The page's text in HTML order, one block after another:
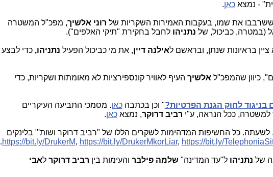
- נמצאכאן.
את שמו, בעקבות האמירות השקריות של רוני אלשיך, מפכ"ל המשטרה
(במטרה, כביכול, של נתניהולחבל בחקירת "תיקי האלפים").
בראיונות שנתן, ובראשם לאילנה דיין, את מי כביכול הפעיל נתניהו, כדי לבצע
כיוון שהמפכ"ל אלשיך העיף לאוויר קונספירציות לא מאומתות ושקריות, כדי
לחוק הגנת הפרטיות?" וכן בכתבהכאן. מסמכי התביעה העיקריים
למשטרה, ככל הנראה, ע"י רביב דרוקר, נמצאכאן.
כל החשיפות המדהימות לשקרים הללו של "רביב דרוקר ושות'" בלינקים
https://bit.ly/DrukerM, https://bit.ly/DrukerMkorLiar, https://bit.ly/
.
של נתניהול"עד המדינה"שלמה פילבר והעימות בין רביב דרוקר לאבי